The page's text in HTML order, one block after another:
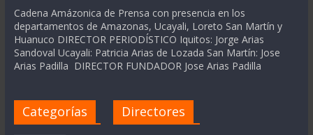
Cadena Amázonica de Prensa con presencia en los
departamentos de Amazonas, Ucayali, Loreto San Martín y
Huanuco DIRECTOR PERIODÍSTICO Iquitos: Jorge Arias
Sandoval Ucayali: Patricia Arias de Lozada San Martín: Jose
Arias Padilla DIRECTOR FUNDADOR Jose Arias Padilla
Categorías Directores